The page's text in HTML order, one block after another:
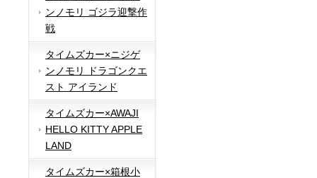
ンノモリ ゴジラ迎撃作
戦
タイムズカー×ニジゲ
ンノモリ ドラゴンクエ
スト アイランド
タイムズカー×AWAJI
HELLO KITTY APPLE
LAND
タイムズカー×箱根小